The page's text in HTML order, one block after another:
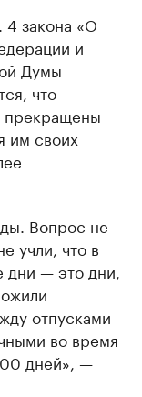
4 закона «О
и
Думы
что
прекращены
им своих
Вопрос не
учли, что в
дни — это дни,
отпусками
во время
дней», —